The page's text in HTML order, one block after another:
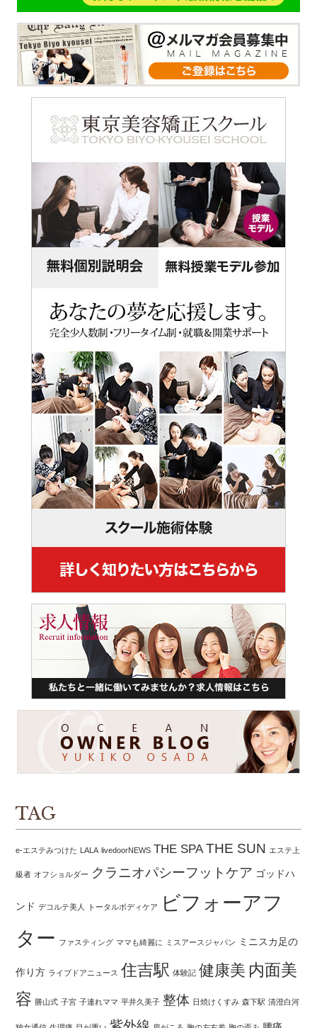
TAG
e-エステみつけた LALA livedoorNEWS THE SPA THE SUN エステ上
級者 オフショルダー クラニオパシーフットケア ゴッドハ
ンド デコルテ美人 トータルボディケア
ビフォーアフ
ター ファスティング ママも綺麗に ミスアースジャパン ミニスカ足の
作り方 ライブドアニュース 住吉駅 体験記 健康美 内面美
容 勝山式 子宮 子連れママ 平井久美子 整体 日焼けくすみ 森下駅 清澄白河